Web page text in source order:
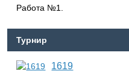
Работа №1.
Турнир
1619